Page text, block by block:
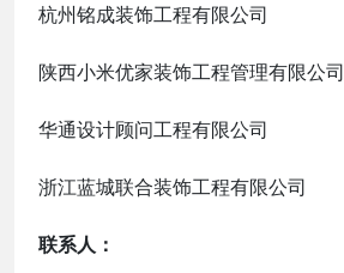
杭州铭成装饰工程有限公司
陕西小米优家装饰工程管理有限公司
华通设计顾问工程有限公司
浙江蓝城联合装饰工程有限公司
联系人：